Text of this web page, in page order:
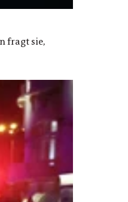
fragt sie,